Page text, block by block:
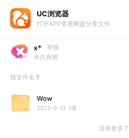
UC浏览器
打开APP查看网盘分享文件
x*
举报
永久有效
按文件名
Wow
2025-9-13 1项
没有更多了